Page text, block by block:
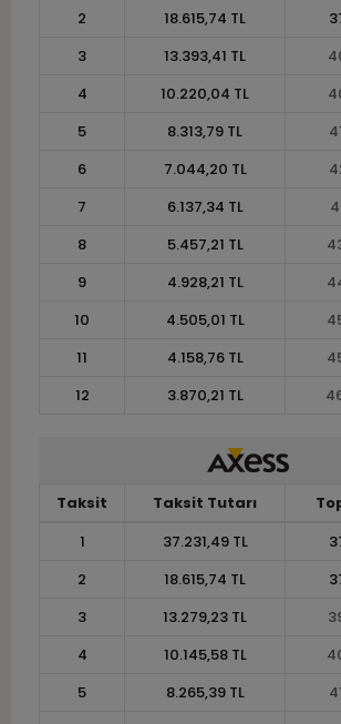
2 18.615,74 TL
3
13.393,41 TL
4
10.220,04 TL
5
8.313,79 TL
6
7.044,20 TL
7
6.137,34 TL
8
5.457,21 TL
9
4.928,21 TL
10
4.505,01 TL
11
4.158,76 TL
12
3.870,21 TL
Taksit Taksit Tutarı
1
37.231,49 TL
2
18.615,74 TL
3
13.279,23 TL
4
10.145,58 TL
5
8.265,39 TL